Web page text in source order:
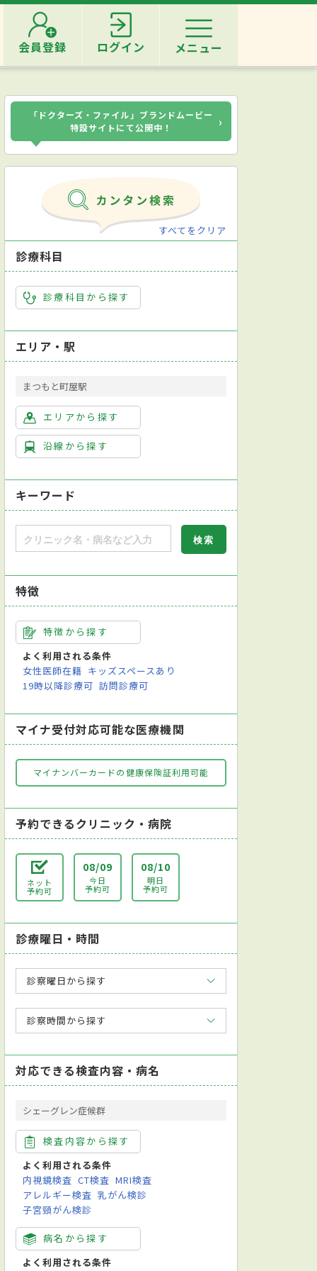
会員登録 ログイン メニュー
「ドクターズ・ファイル」ブランドムービー
特設サイトにて公開中！
›
すべてをクリア
診療科目
診療科目から探す
エリア・駅
まつもと町屋駅
エリアから探す
沿線から探す
キーワード
特徴
特徴から探す
よく利用される条件
女性医師在籍 キッズスペースあり
19時以降診療可 訪問診療可
マイナ受付対応可能な医療機関
マイナンバーカードの健康保険証利用可能
予約できるクリニック・病院
ネット
予約可
08/09
今日
予約可
08/10
明日
予約可
診療曜日・時間
診察曜日から探す
診察時間から探す
対応できる検査内容・病名
シェーグレン症候群
検査内容から探す
よく利用される条件
内視鏡検査 CT検査 MRI検査
アレルギー検査 乳がん検診
子宮頸がん検診
病名から探す
よく利用される条件